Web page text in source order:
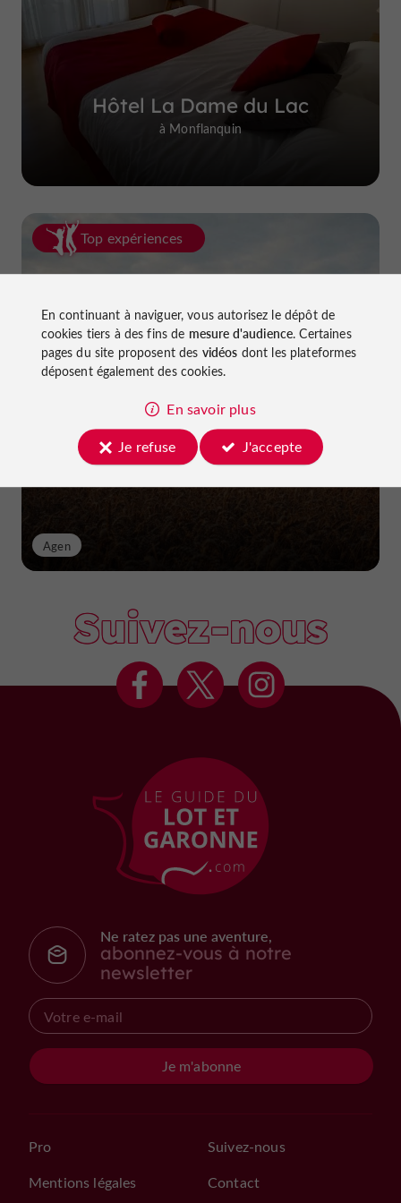
Hôtel La Dame du Lac
à Monflanquin
Top expériences
La van life dans le Lot-et-Garonne
Agen
Suivez-nous
Ne ratez pas une aventure,
abonnez-vous à notre
newsletter
Je m'abonne
Pro
Mentions légales
Suivez-nous
Contact
En continuant à naviguer, vous autorisez le dépôt de
cookies tiers à des fins de mesure d'audience. Certaines
pages du site proposent des vidéos dont les plateformes
déposent également des cookies.
En savoir plus
Je refuse
J'accepte